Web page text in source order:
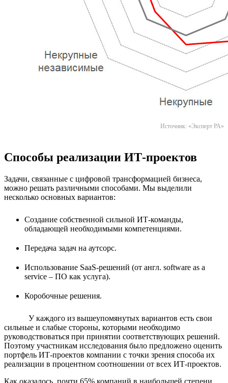
Источник: «Эксперт РА»
Способы реализации ИТ-проектов
Задачи, связанные с цифровой трансформацией бизнеса,
можно решать различными способами. Мы выделили
несколько основных вариантов:
Создание собственной сильной ИТ-команды,
обладающей необходимыми компетенциями.
Передача задач на аутсорс.
Использование SaaS-решений (от англ. software as a
service – ПО как услуга).
Коробочные решения.
У каждого из вышеупомянутых вариантов есть свои
сильные и слабые стороны, которыми необходимо
руководствоваться при принятии соответствующих решений.
Поэтому участникам исследования было предложено оценить
портфель ИТ-проектов компании с точки зрения способа их
реализации в процентном соотношении от всех ИТ-проектов.